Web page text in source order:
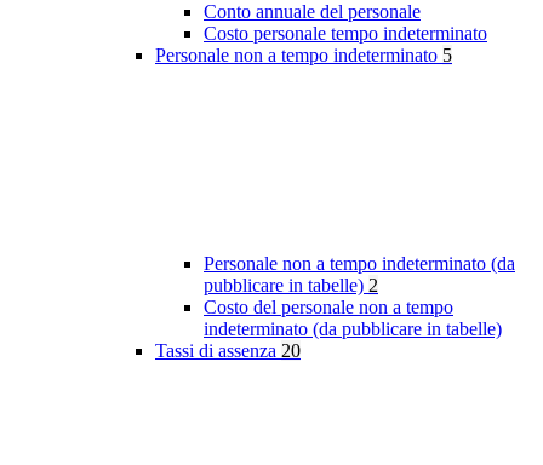
Conto annuale del personale
Costo personale tempo indeterminato
Personale non a tempo indeterminato 5
Personale non a tempo indeterminato (da
pubblicare in tabelle) 2
Costo del personale non a tempo
indeterminato (da pubblicare in tabelle)
Tassi di assenza 20